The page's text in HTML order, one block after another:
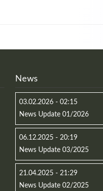
News
03.02.2026 - 02:15
News Update 01/2026
06.12.2025 - 20:19
News Update 03/2025
21.04.2025 - 21:29
News Update 02/2025